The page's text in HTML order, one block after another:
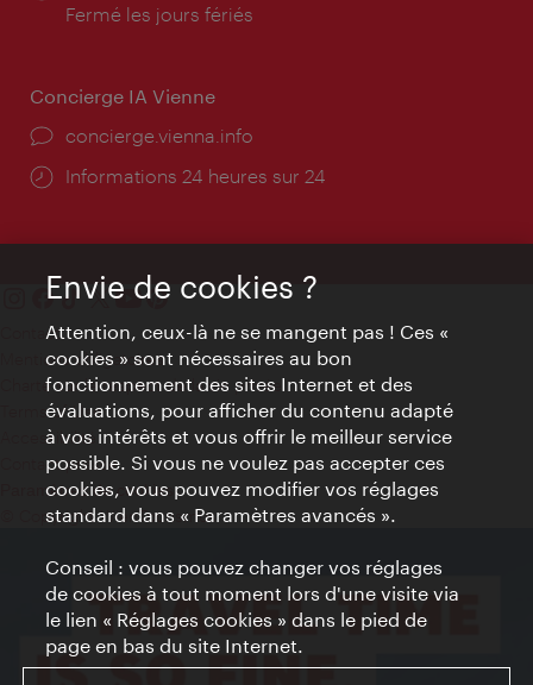
d'ouverture:
Fermé les jours fériés
Concierge IA Vienne
Ort:
concierge.vienna.info
Öffnungszeiten:
Informations 24 heures sur 24
Contact
Mentions obligatoires
Charte sur le respect de la vie privée
Terms of Use
Accessibilité
Contact presse
Paramètres de cookies
© Copyright WienTourismus
Envie de cookies ?
Attention, ceux-là ne se mangent pas ! Ces «
cookies » sont nécessaires au bon
fonctionnement des sites Internet et des
évaluations, pour afficher du contenu adapté
à vos intérêts et vous offrir le meilleur service
possible. Si vous ne voulez pas accepter ces
cookies, vous pouvez modifier vos réglages
standard dans « Paramètres avancés ».
Conseil : vous pouvez changer vos réglages
de cookies à tout moment lors d'une visite via
le lien « Réglages cookies » dans le pied de
page en bas du site Internet.